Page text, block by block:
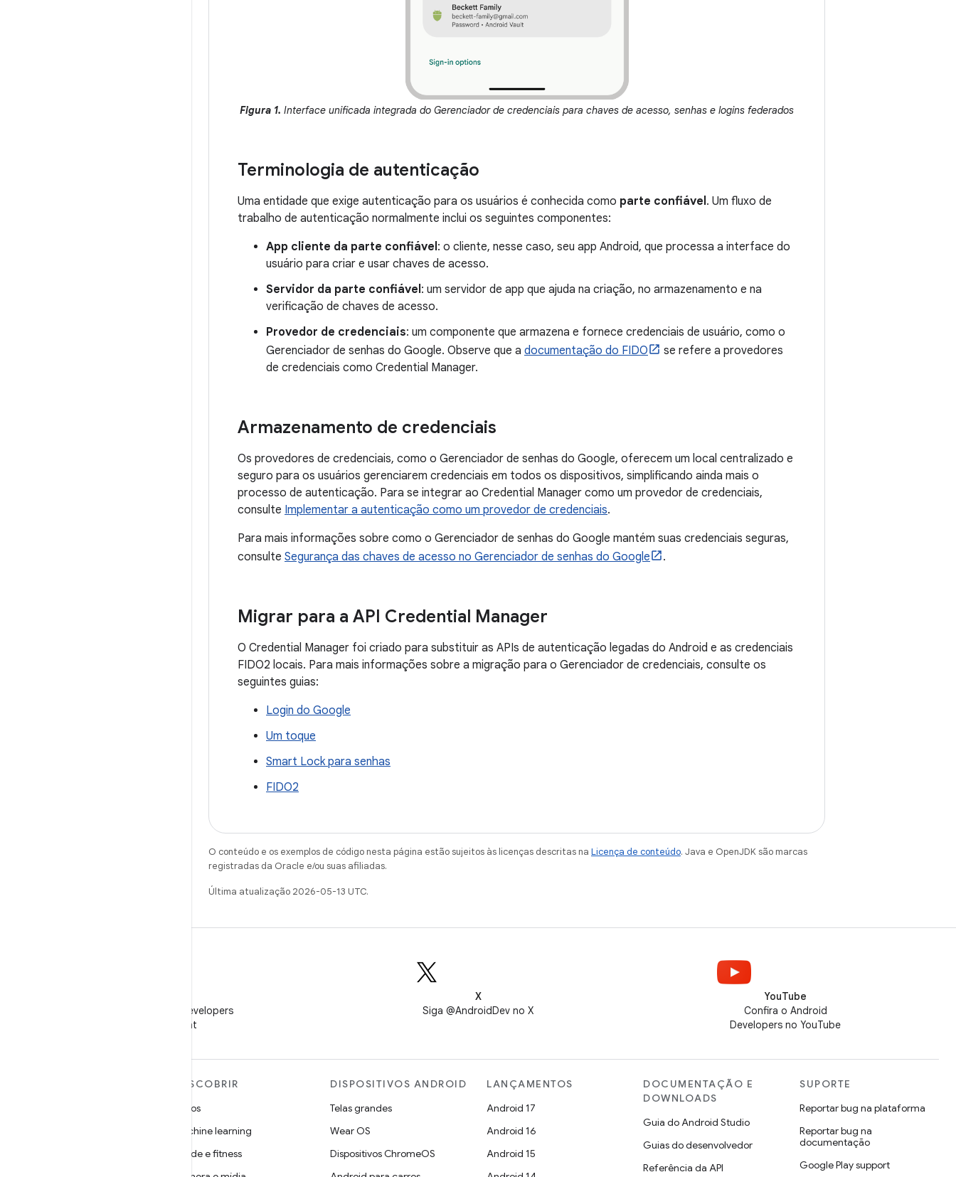
Figura 1. Interface unificada integrada do Gerenciador de credenciais para chaves de acesso, senhas e logins federados
Terminologia de autenticação
Uma entidade que exige autenticação para os usuários é conhecida como parte confiável. Um fluxo de
trabalho de autenticação normalmente inclui os seguintes componentes:
App cliente da parte confiável: o cliente, nesse caso, seu app Android, que processa a interface do
usuário para criar e usar chaves de acesso.
Servidor da parte confiável: um servidor de app que ajuda na criação, no armazenamento e na
verificação de chaves de acesso.
Provedor de credenciais: um componente que armazena e fornece credenciais de usuário, como o
Gerenciador de senhas do Google. Observe que a documentação do FIDO
se refere a provedores
de credenciais como Credential Manager.
Armazenamento de credenciais
Os provedores de credenciais, como o Gerenciador de senhas do Google, oferecem um local centralizado e
seguro para os usuários gerenciarem credenciais em todos os dispositivos, simplificando ainda mais o
processo de autenticação. Para se integrar ao Credential Manager como um provedor de credenciais,
consulte Implementar a autenticação como um provedor de credenciais.
Para mais informações sobre como o Gerenciador de senhas do Google mantém suas credenciais seguras,
consulte Segurança das chaves de acesso no Gerenciador de senhas do Google .
Migrar para a API Credential Manager
O Credential Manager foi criado para substituir as APIs de autenticação legadas do Android e as credenciais
FIDO2 locais. Para mais informações sobre a migração para o Gerenciador de credenciais, consulte os
seguintes guias:
Login do Google
Um toque
Smart Lock para senhas
FIDO2
O conteúdo e os exemplos de código nesta página estão sujeitos às licenças descritas na Licença de conteúdo. Java e OpenJDK são marcas
registradas da Oracle e/ou suas afiliadas.
Última atualização 2026-05-13 UTC.
Siga o Android Developers
no WeChat
X
Siga @AndroidDev no X
YouTube
Confira o Android
Developers no YouTube
DESCOBRIR
Jogos
Machine learning
Saúde e fitness
DISPOSITIVOS ANDROID
Telas grandes
Wear OS
Dispositivos ChromeOS
LANÇAMENTOS
Android 17
Android 16
Android 15
DOCUMENTAÇÃO E
DOWNLOADS
Guia do Android Studio
Guias do desenvolvedor
Referência da API
SUPORTE
Reportar bug na plataforma
Reportar bug na
documentação
Google Play support